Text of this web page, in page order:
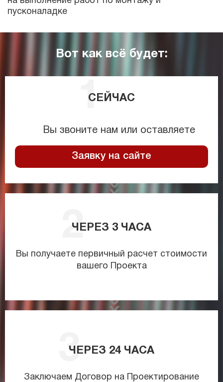
пусконаладке
Вот как всё будет:
СЕЙЧАС
Вы звоните нам или оставляете
Заявку на сайте
ЧЕРЕЗ 3 ЧАСА
Вы получаете первичный расчет стоимости
вашего Проекта
ЧЕРЕЗ 24 ЧАСА
Заключаем Договор на Проектирование